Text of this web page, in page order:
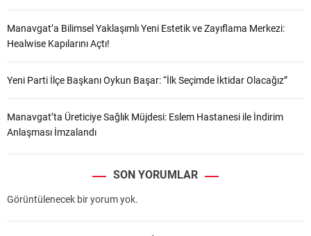
Manavgat’a Bilimsel Yaklaşımlı Yeni Estetik ve Zayıflama Merkezi:
Healwise Kapılarını Açtı!
Yeni Parti İlçe Başkanı Oykun Başar: “İlk Seçimde İktidar Olacağız”
Manavgat’ta Üreticiye Sağlık Müjdesi: Eslem Hastanesi ile İndirim
Anlaşması İmzalandı
SON YORUMLAR
Görüntülenecek bir yorum yok.